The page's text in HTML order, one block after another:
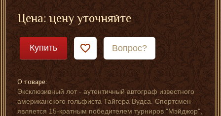
Цена: цену уточняйте
Купить Вопрос?
О товаре:
Эксклюзивный лот - аутентичный автограф известного
американского гольфиста Тайгера Вудса. Спортсмен
является 15-кратным победителем турниров "Мэйджор",